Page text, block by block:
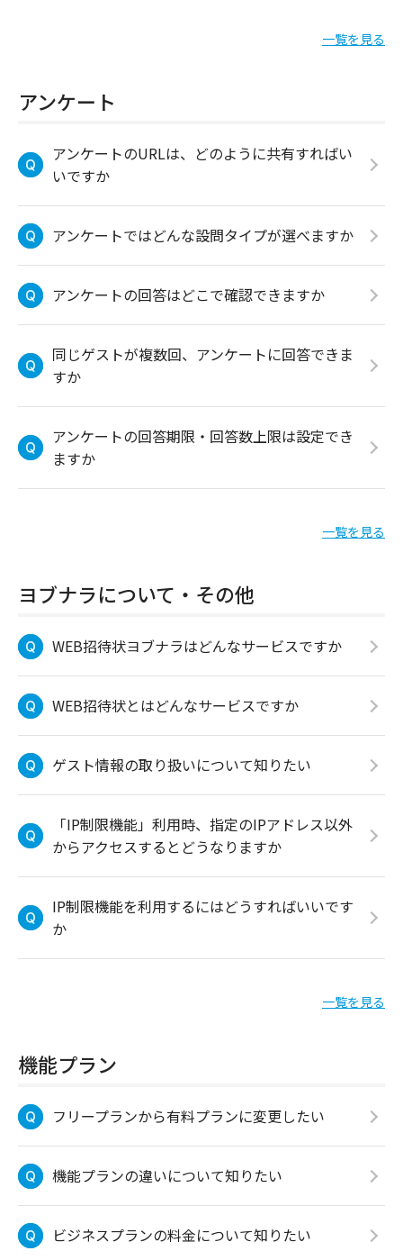
一覧を見る
アンケート
アンケートのURLは、どのように共有すればい
いですか
アンケートではどんな設問タイプが選べますか
アンケートの回答はどこで確認できますか
同じゲストが複数回、アンケートに回答できま
すか
アンケートの回答期限・回答数上限は設定でき
ますか
一覧を見る
ヨブナラについて・その他
WEB招待状ヨブナラはどんなサービスですか
WEB招待状とはどんなサービスですか
ゲスト情報の取り扱いについて知りたい
「IP制限機能」利用時、指定のIPアドレス以外
からアクセスするとどうなりますか
IP制限機能を利用するにはどうすればいいです
か
一覧を見る
機能プラン
フリープランから有料プランに変更したい
機能プランの違いについて知りたい
ビジネスプランの料金について知りたい